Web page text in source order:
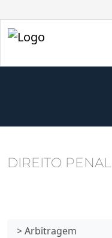
DIREITO PENAL
> Arbitragem